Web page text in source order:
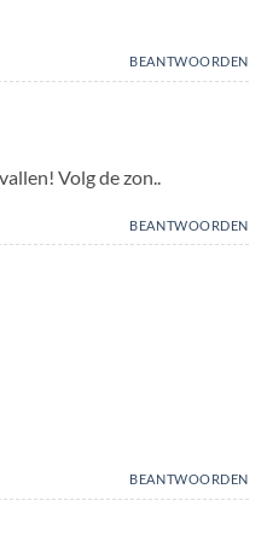
BEANTWOORDEN
Volg de zon..
BEANTWOORDEN
BEANTWOORDEN